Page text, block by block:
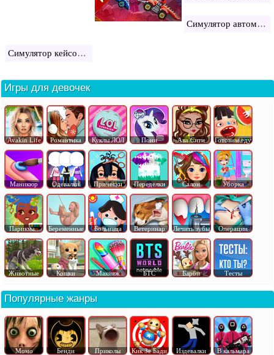
Симулятор автомобиля 2
Симулятор кейсов Стандофф 2
Игры для девочек
Avakin Life Романтика Куклы ЛОЛ Пони Ава Сити Готовим еду
Маникюр Одевалки Прически Переделки Салон Уборка
Парикма.. Беременные Больница Ветеринар Лечить зубы Операции
Животные Кошки Макияж БТС Барби Тесты
Популярные жанры
Момо Бенди Приколы Кик Зе Бади Издевалки В кальмара